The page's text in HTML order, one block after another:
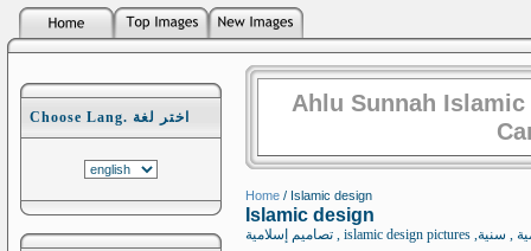
Choose Lang. اختر لغة
Ahlu Sunnah
Home / Islamic design
Islamic design